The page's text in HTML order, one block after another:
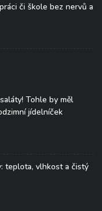
či škole bez nervů a
Tohle by měl
jídelníček
teplota, vlhkost a čistý